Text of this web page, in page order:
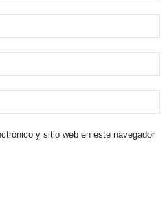
y sitio web en este navegador